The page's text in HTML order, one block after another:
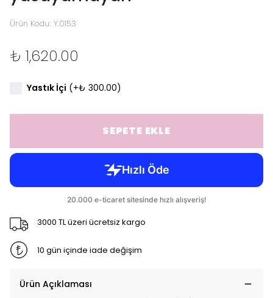
Ürün Kodu: Y.0153
₺ 1,620.00
Yastık İçi (+₺ 300.00)
SEPETE EKLE
3000 TL üzeri ücretsiz kargo
10 gün içinde iade değişim
Ürün Açıklaması